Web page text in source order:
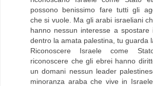
possono benissimo fare tutti gli
che si vuole. Ma gli arabi israeliani
hanno nessun interesse a
dentro la amata palestina, tu guarda
Riconoscere Israele come
riconoscere che gli ebrei hanno
un domani nessun leader
minoranza araba che vive in